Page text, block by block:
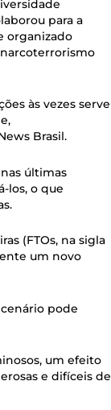
para a
organizado
às vezes serve
Brasil.
nas últimas
los, o que
(FTOs, na sigla
um novo
pode
um efeito
e difíceis de